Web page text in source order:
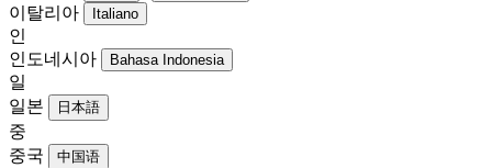
이탈리아 Italiano
인
인도네시아
Bahasa Indonesia
일
일본
日本語
중
중국
中国语